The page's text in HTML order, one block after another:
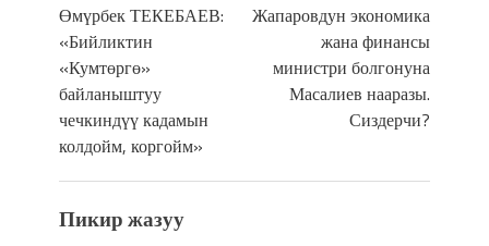
Өмүрбек ТЕКЕБАЕВ:
«Бийликтин
«Кумтөргө»
байланыштуу
чечкиндүү кадамын
колдойм, коргойм»
Жапаровдун экономика
жана финансы
министри болгонуна
Масалиев нааразы.
Сиздерчи?
Пикир жазуу